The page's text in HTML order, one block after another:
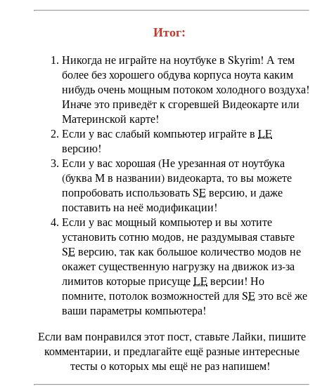
Итог:
Никогда не играйте на ноутбуке в Skyrim! А тем
более без хорошего обдува корпуса ноута каким
нибудь очень мощным потоком холодного воздуха!
Иначе это приведёт к сгоревшей Видеокарте или
Материнской карте!
Если у вас слабый компьютер играйте в LE
версию!
Если у вас хорошая (Не урезанная от ноутбука
(буква М в названии) видеокарта, то вы можете
попробовать использоватьSEверсию, и даже
поставить на неё модификации!
Если у вас мощный компьютер и вы хотите
установить сотню модов, не раздумывая ставьте
SEверсию, так как большое количество модов не
окажет существенную нагрузку на движок из-за
лимитов которые присущеLEверсии! Но
помните, потолок возможностей дляSEэто всё же
ваши параметры компьютера!
Если вам понравился этот пост, ставьте Лайки, пишите
комментарии, и предлагайте ещё разные интересные
тесты о которых мы ещё не раз напишем!